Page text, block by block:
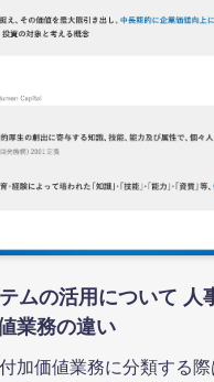
ムの活用について 人
業務の違い
加価値業務に分類する